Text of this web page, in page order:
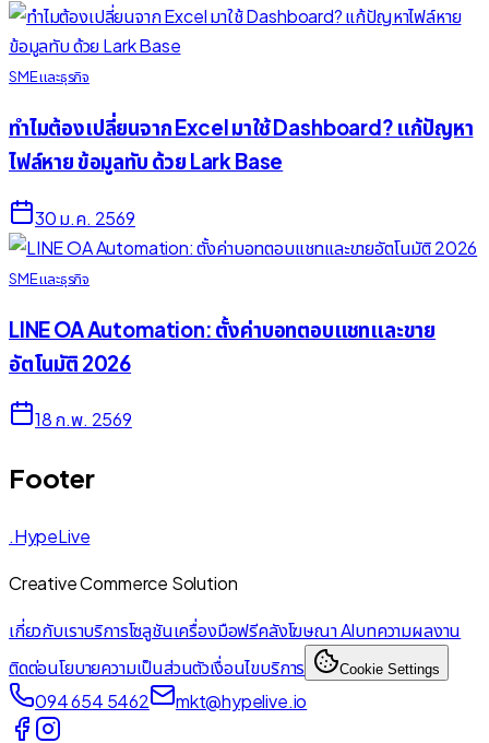
SME และธุรกิจ
ทำไมต้องเปลี่ยนจาก Excel มาใช้ Dashboard? แก้ปัญหา
ไฟล์หาย ข้อมูลทับ ด้วย Lark Base
30 ม.ค. 2569
SME และธุรกิจ
LINE OA Automation: ตั้งค่าบอทตอบแชทและขาย
อัตโนมัติ 2026
18 ก.พ. 2569
Footer
.HypeLive
Creative Commerce Solution
เกี่ยวกับเราบริการโซลูชันเครื่องมือฟรีคลังโฆษณา AIบทความผลงาน
ติดต่อนโยบายความเป็นส่วนตัวเงื่อนไขบริการ Cookie Settings
094 654 5462 mkt@hypelive.io